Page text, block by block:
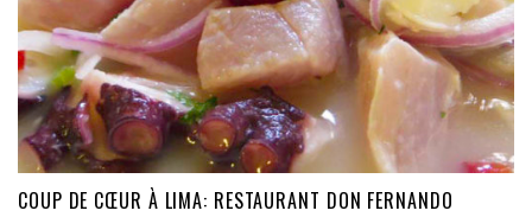
COUP DE CŒUR À LIMA: RESTAURANT DON FERNANDO